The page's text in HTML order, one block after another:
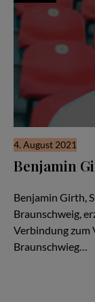
4. August 2021
Benjamin
Benjamin Girth,
Braunschweig,
Verbindung zum
Braunschwieg…